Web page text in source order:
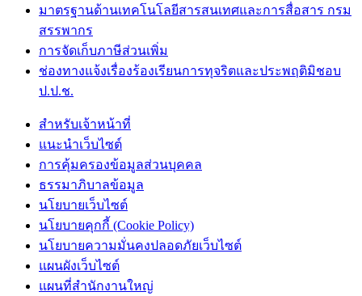
มาตรฐานด้านเทคโนโลยีสารสนเทศและการสื่อสาร กรม
สรรพากร
การจัดเก็บภาษีส่วนเพิ่ม
ช่องทางแจ้งเรื่องร้องเรียนการทุจริตและประพฤติมิชอบ
ป.ป.ช.
สำหรับเจ้าหน้าที่
แนะนำเว็บไซต์
การคุ้มครองข้อมูลส่วนบุคคล
ธรรมาภิบาลข้อมูล
นโยบายเว็บไซต์
นโยบายคุกกี้ (Cookie Policy)
นโยบายความมั่นคงปลอดภัยเว็บไซต์
แผนผังเว็บไซต์
แผนที่สำนักงานใหญ่